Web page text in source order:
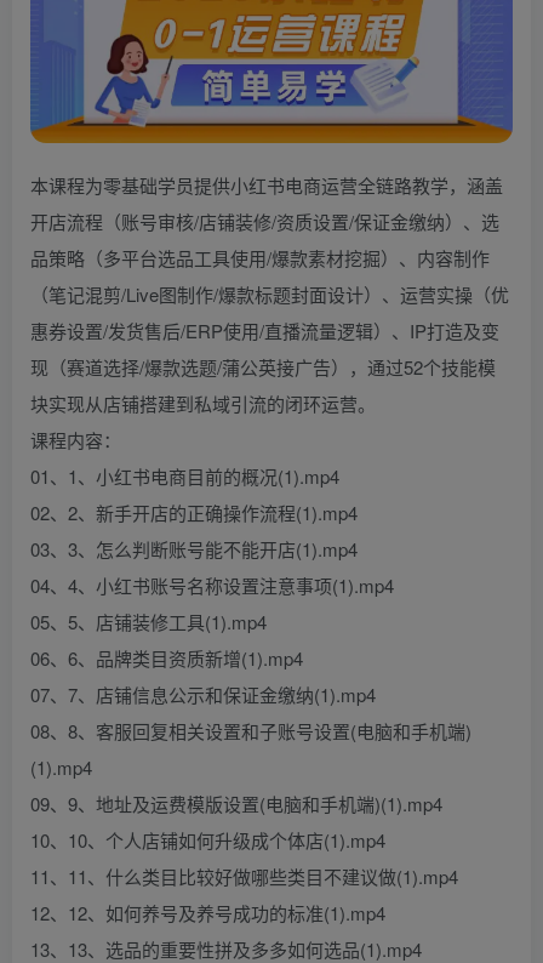
本课程为零基础学员提供小红书电商运营全链路教学，涵盖
开店流程（账号审核/店铺装修/资质设置/保证金缴纳）、选
品策略（多平台选品工具使用/爆款素材挖掘）、内容制作
（笔记混剪/Live图制作/爆款标题封面设计）、运营实操（优
惠券设置/发货售后/ERP使用/直播流量逻辑）、IP打造及变
现（赛道选择/爆款选题/蒲公英接广告），通过52个技能模
块实现从店铺搭建到私域引流的闭环运营。
课程内容：
01、1、小红书电商目前的概况(1).mp4
02、2、新手开店的正确操作流程(1).mp4
03、3、怎么判断账号能不能开店(1).mp4
04、4、小红书账号名称设置注意事项(1).mp4
05、5、店铺装修工具(1).mp4
06、6、品牌类目资质新增(1).mp4
07、7、店铺信息公示和保证金缴纳(1).mp4
08、8、客服回复相关设置和子账号设置(电脑和手机端)
(1).mp4
09、9、地址及运费模版设置(电脑和手机端)(1).mp4
10、10、个人店铺如何升级成个体店(1).mp4
11、11、什么类目比较好做哪些类目不建议做(1).mp4
12、12、如何养号及养号成功的标准(1).mp4
13、13、选品的重要性拼及多多如何选品(1).mp4